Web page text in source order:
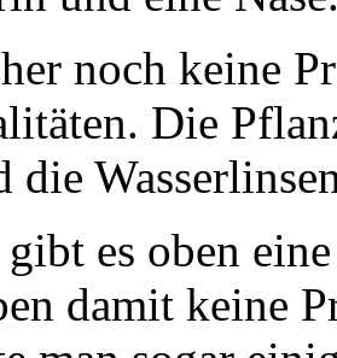
noch keine
Die
die
es oben
damit keine